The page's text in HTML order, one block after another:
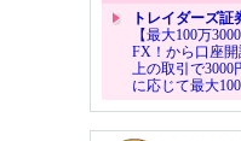
トレイダーズ証
【最大100万
FX！から口座
上の取引で3000
に応じて最大